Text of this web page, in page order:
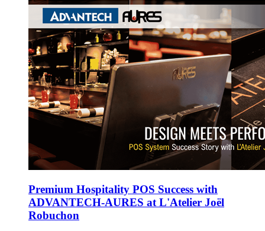
Premium Hospitality POS Success with
ADVANTECH-AURES at L'Atelier Joël
Robuchon